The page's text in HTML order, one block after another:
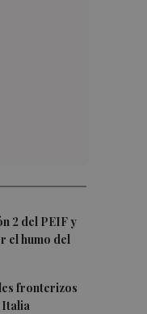
2 del PEIF y
el humo del
fronterizos
Italia